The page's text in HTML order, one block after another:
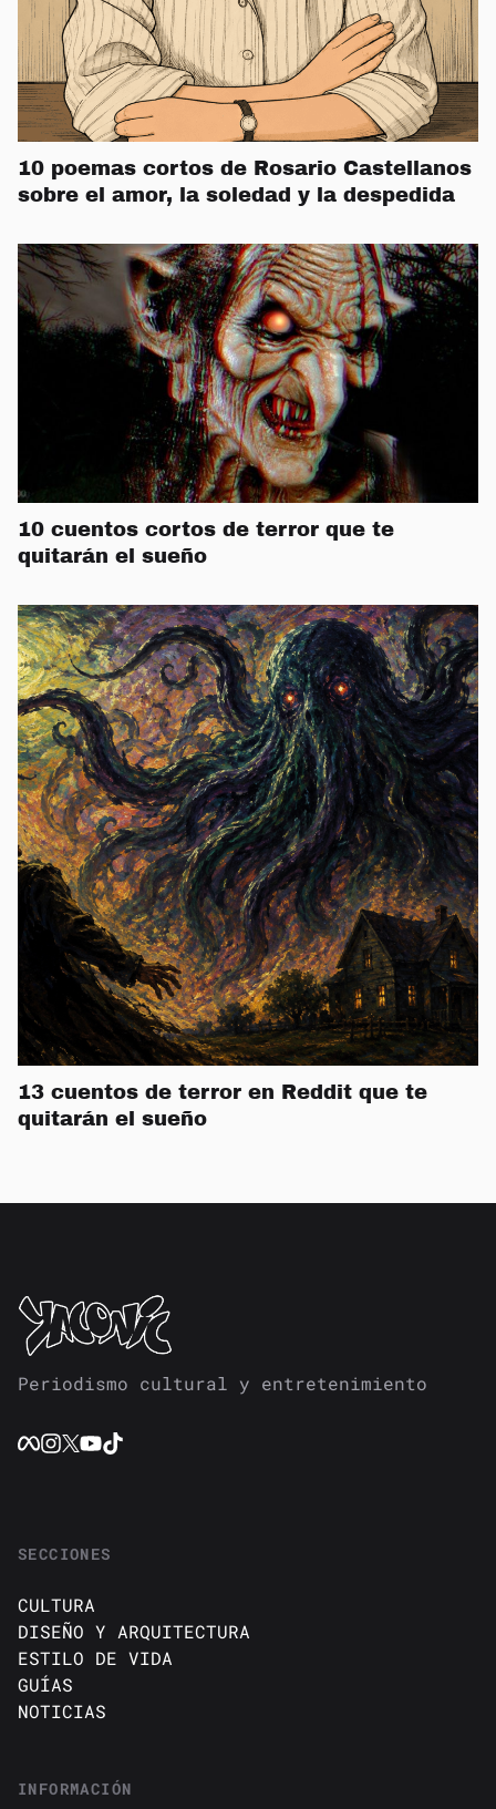
10 poemas cortos de Rosario Castellanos
sobre el amor, la soledad y la despedida
10 cuentos cortos de terror que te
quitarán el sueño
13 cuentos de terror en Reddit que te
quitarán el sueño
Periodismo cultural y entretenimiento
SECCIONES
CULTURA
DISEÑO Y ARQUITECTURA
ESTILO DE VIDA
GUÍAS
NOTICIAS
INFORMACIÓN